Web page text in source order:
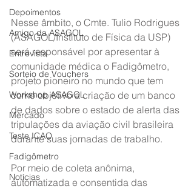
Depoimentos
Amigo da ASAGOL
Entrevista
Sorteio de Vouchers
Workshop ASAGOL
Mercado
Teste ICAO
Fadigômetro
Notícias
Nesse âmbito, o Cmte. Tulio Rodrigues
(ASAGOL/Instituto de Física da USP)
será responsável por apresentar à
comunidade médica o Fadigômetro,
projeto pioneiro no mundo que tem
como objetivo a criação de um banco
de dados sobre o estado de alerta das
tripulações da aviação civil brasileira
durante suas jornadas de trabalho.
Por meio de coleta anônima,
automatizada e consentida das